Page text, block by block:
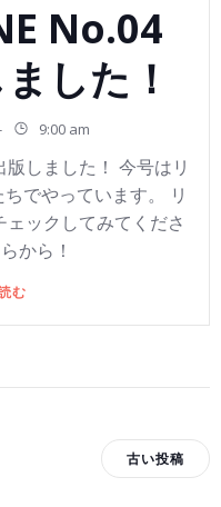
No.04
した！
9:00 am
しました！ 今号はリ
でやっています。 リ
ックしてみてくださ
から！
む
投古い投稿